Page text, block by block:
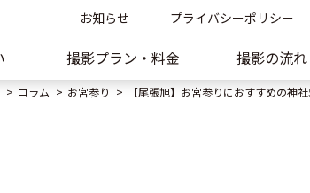
お知らせ プライバシーポリシー
撮影プラン・料金 撮影の流れ
コラム お宮参り 【尾張旭】お宮参りにおすすめの神